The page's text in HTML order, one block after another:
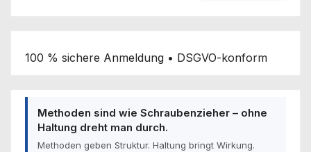
100 % sichere Anmeldung • DSGVO-konform
Methoden sind wie Schraubenzieher – ohne
Haltung dreht man durch.
Methoden geben Struktur. Haltung bringt Wirkung.